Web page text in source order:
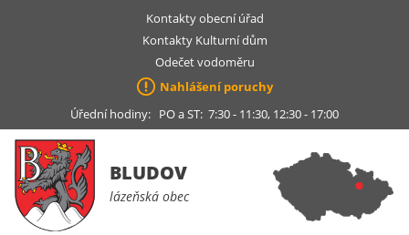
Kontakty obecní úřad
Kontakty Kulturní dům
Odečet vodoměru
Nahlášení poruchy
Úřední hodiny: PO a ST: 7:30 - 11:30, 12:30 - 17:00
BLUDOV
lázeňská obec